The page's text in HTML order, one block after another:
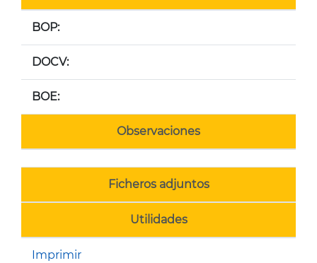
BOP:
DOCV:
BOE:
Observaciones
Ficheros adjuntos
Utilidades
Imprimir